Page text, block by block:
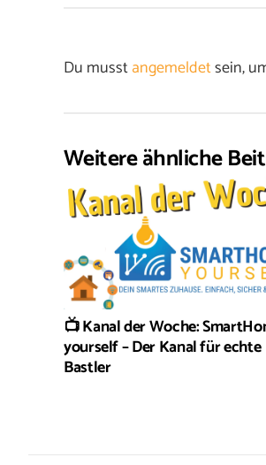
Du musstangemeldetsein,
Weitere ähnliche
📺 Kanal der Woche:
yourself – Der Kanal für echte
Bastler